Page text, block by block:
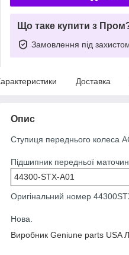
Що таке купити з
Замовлення під
Доставка
Опис
Ступиця переднього колеса
Підшипник передньої
44300-STX-A01
Оригінальний номер
Нова.
Виробник Geniune parts USA